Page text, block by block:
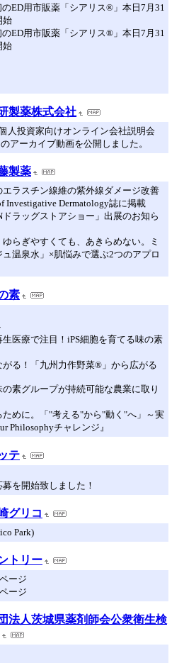
ED用市販薬「シアリス®」本日7月31
始
ED用市販薬「シアリス®」本日7月31
始
製薬株式会社
人投資家向けオンライン会社説明会
アーカイブ動画を公開しました。
製薬
エラスチン線維の紫外線ダメージ改善
Investigative Dermatology誌に掲載
ドラッグストアショー」出展のお知ら
らぎやすくても、あきらめない。ミ
温泉水」×肌悩みで選ぶ2つのアプロ
素
生医療で注目！iPS細胞を育てる味の素
る！「九州力作野菜®」から広がる
の素グループが持続可能な農業に取り
めに。「"考える"から"動く"へ」～実
Philosophyチャレンジ』
テ
を開始致しました！
グリコ
Park)
トリー
ージ
ージ
法人茨城県薬剤師会公衆衛生検